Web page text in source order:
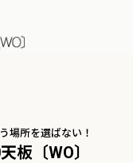
場所を選ばない！
〔WO〕